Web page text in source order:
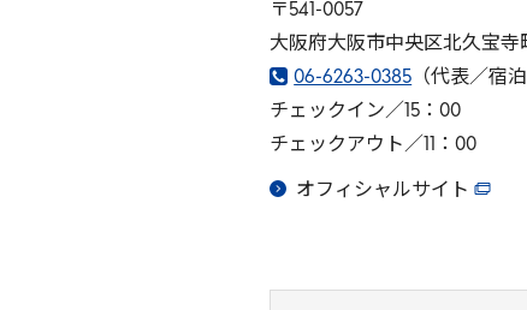
〒541-0057
大阪府大阪市中央区北久宝寺
06-6263-0385 （代表／宿
チェックイン／15：00
チェックアウト／11：00
オフィシャルサイト